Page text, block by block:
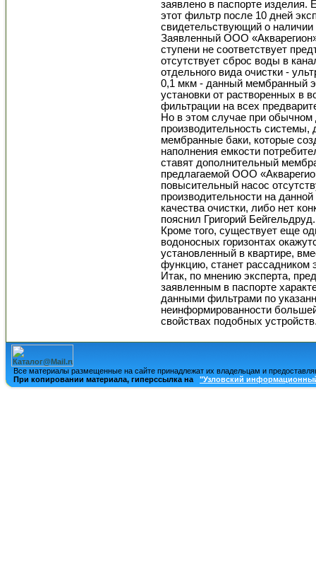
заявлено в паспорте изделия.
этот фильтр после 10 дней
свидетельствующий о наличии
Заявленный ООО
ступени не соответствует
отсутствует сброс воды в
отдельного вида очистки -
0,1 мкм - данный мембранный
установки от растворенных в
фильтрации на всех
Но в этом случае при обычном
производительность системы,
мембранные баки, которые
наполнения емкости
ставят дополнительный
предлагаемой ООО
повысительный насос
производительности на
качества очистки, либо нет
пояснил Григорий Бейгельдруд.
Кроме того, существует еще
водоносных горизонтах
установленный в квартире,
функцию, станет рассадником
Итак, по мнению эксперта,
заявленным в паспорте
данными фильтрами по
неинформированности
свойствах подобных
Все материалы размещенные на сайте принадлежат их владельцам и
При копировании материала, гиперссылка на
"Узловский